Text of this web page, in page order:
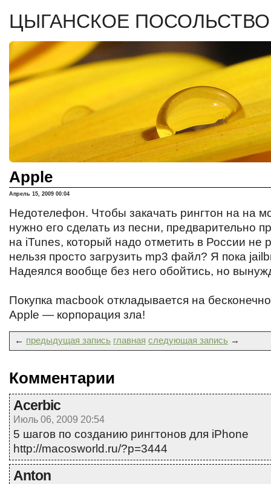
ЦЫГАНСКОЕ ПОСОЛЬСТВО
Apple
Апрель 15, 2009 00:04
Недотелефон. Чтобы закачать рингтон на на
нужно его сделать из песни, предварительно
на iTunes, который надо отметить в России не
нельзя просто загрузить mp3 файл? Я пока
Надеялся вообще без него обойтись, но
Покупка macbook откладывается на
Apple — корпорация зла!
← предыдущая запись главная следующая запись →
Комментарии
Acerbic
Июль 06, 2009 20:54
5 шагов по созданию рингтонов для iPhone
http://macosworld.ru/?p=3444
Anton